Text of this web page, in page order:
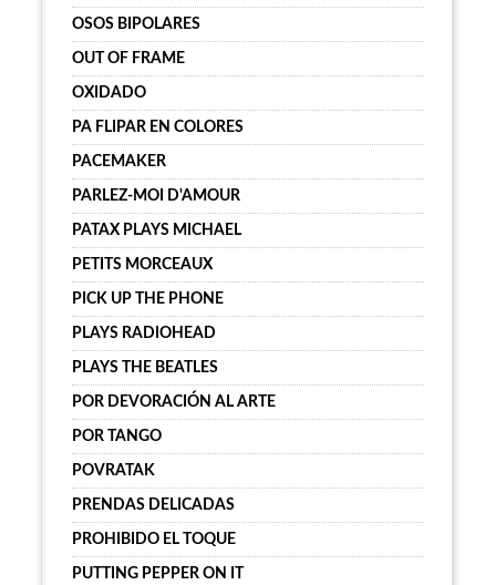
OSOS BIPOLARES
OUT OF FRAME
OXIDADO
PA FLIPAR EN COLORES
PACEMAKER
PARLEZ-MOI D'AMOUR
PATAX PLAYS MICHAEL
PETITS MORCEAUX
PICK UP THE PHONE
PLAYS RADIOHEAD
PLAYS THE BEATLES
POR DEVORACIÓN AL ARTE
POR TANGO
POVRATAK
PRENDAS DELICADAS
PROHIBIDO EL TOQUE
PUTTING PEPPER ON IT